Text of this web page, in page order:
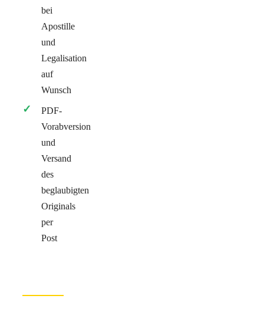
bei
Apostille
und
Legalisation
auf
Wunsch
PDF-
Vorabversion
und
Versand
des
beglaubigten
Originals
per
Post